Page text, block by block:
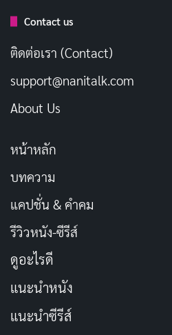
รายการ
ชื่อญี่ปุ่น
วันเกิด
สัญชาติ
Contact us
ติดต่อเรา (Contact)
support@nanitalk.com
About Us
หน้าหลัก
บทความ
แคปชั่น & คำคม
รีวิวหนัง-ซีรีส์
ดูอะไรดี
แนะนำหนัง
แนะนำซีรีส์